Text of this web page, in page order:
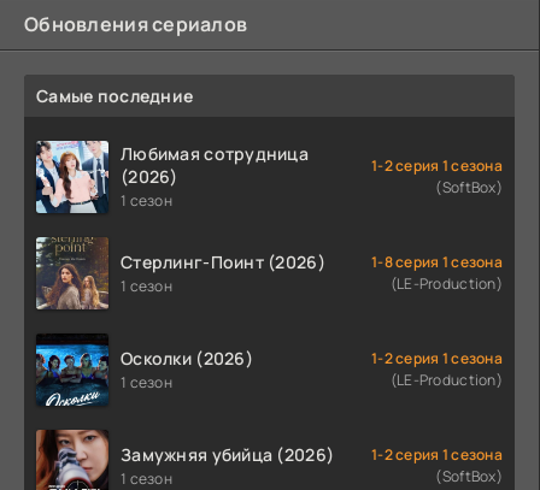
Обновления сериалов
Самые последние
Любимая сотрудница
(2026)
1 сезон
1-2 серия 1 сезона
(SoftBox)
Стерлинг-Поинт (2026)
1 сезон
1-8 серия 1 сезона
(LE-Production)
Осколки (2026)
1 сезон
1-2 серия 1 сезона
(LE-Production)
Замужняя убийца (2026)
1 сезон
1-2 серия 1 сезона
(SoftBox)